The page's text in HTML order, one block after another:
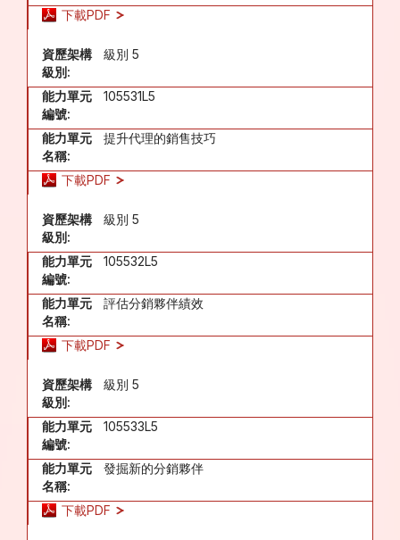
下載PDF
資歷架構
級別:
級別 5
能力單元
編號:
105531L5
能力單元
名稱:
提升代理的銷售技巧
下載PDF
資歷架構
級別:
級別 5
能力單元
編號:
105532L5
能力單元
名稱:
評估分銷夥伴績效
下載PDF
資歷架構
級別:
級別 5
能力單元
編號:
105533L5
能力單元
名稱:
發掘新的分銷夥伴
下載PDF